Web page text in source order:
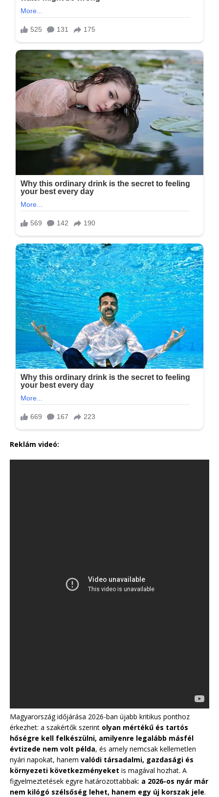
Reklám videó:
Magyarország időjárása 2026-ban újabb kritikus ponthoz
érkezhet: a szakértők szerint olyan mértékű és tartós
hőségre kell felkészülni, amilyenre legalább másfél
évtizede nem volt példa, és amely nemcsak kellemetlen
nyári napokat, hanem valódi társadalmi, gazdasági és
környezeti következményeket is magával hozhat. A
figyelmeztetések egyre határozottabbak: a 2026-os nyár már
nem kilógó szélsőség lehet, hanem egy új korszak jele.